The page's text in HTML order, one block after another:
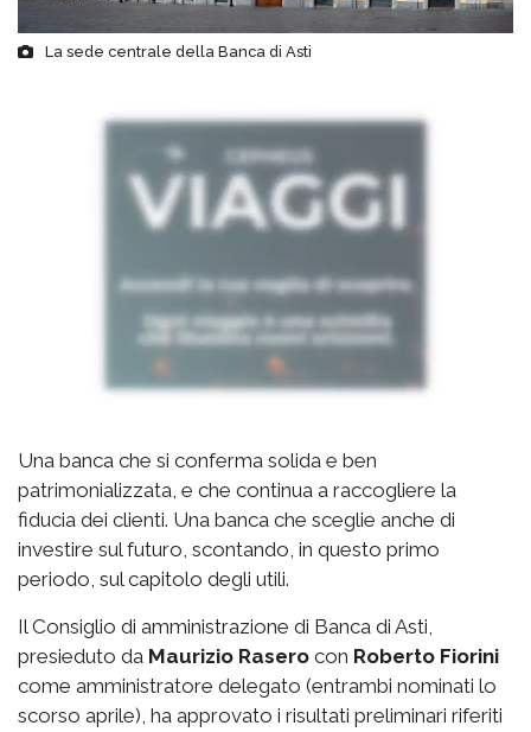
La sede centrale della Banca di Asti
Una banca che si conferma solida e ben
patrimonializzata, e che continua a raccogliere la
fiducia dei clienti. Una banca che sceglie anche di
investire sul futuro, scontando, in questo primo
periodo, sul capitolo degli utili.
Il Consiglio di amministrazione di Banca di Asti,
presieduto da Maurizio Rasero con Roberto Fiorini
come amministratore delegato (entrambi nominati lo
scorso aprile), ha approvato i risultati preliminari riferiti